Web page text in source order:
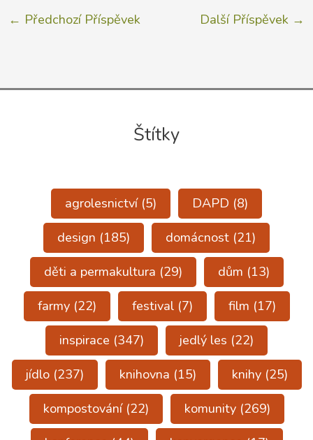
← Předchozí Příspěvek Další Příspěvek →
Štítky
agrolesnictví(5) DAPD (8)
design (185) domácnost (21)
děti a permakultura (29) dům (13)
farmy(22) festival(7) film (17)
inspirace (347) jedlý les (22)
jídlo(237) knihovna (15) knihy(25)
kompostování(22) komunity(269)